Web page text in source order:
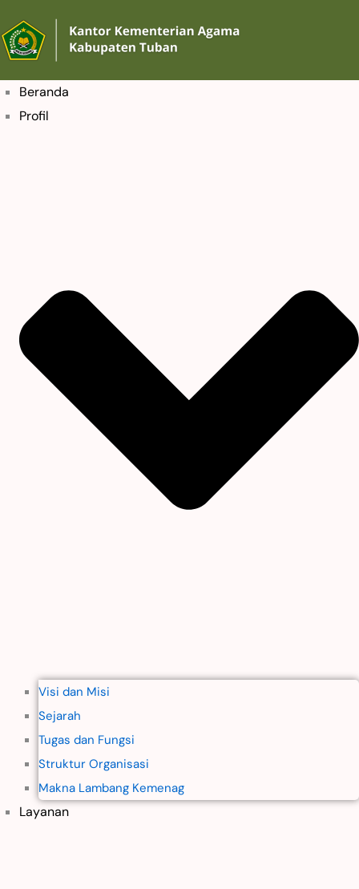
Beranda
Profil
Visi dan Misi
Sejarah
Tugas dan Fungsi
Struktur Organisasi
Makna Lambang Kemenag
Layanan